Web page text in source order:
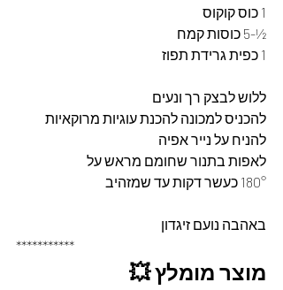
1 כוס קוקוס
½-5 כוסות קמח
1 כפית גרידת תפוז
ללוש לבצק רך ונעים
להכניס למכונה להכנת עוגיות מרוקאיות
להניח על נייר אפיה
לאפות בתנור שחומם מראש על
180° כעשר דקות עד שמזהיב
באהבה נועם זיגדון
***********
מוצר מומלץ 💥